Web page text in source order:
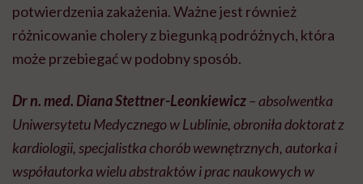
potwierdzenia zakażenia. Ważne jest również
różnicowanie cholery z biegunką podróżnych, która
może przebiegać w podobny sposób.
Dr n. med. Diana Stettner-Leonkiewicz– absolwentka
Uniwersytetu Medycznego w Lublinie, obroniła doktorat z
kardiologii, specjalistka chorób wewnętrznych, autorka i
współautorka wielu abstraktów i prac naukowych w